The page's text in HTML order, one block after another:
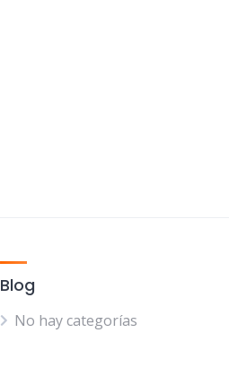
Blog
No hay categorías